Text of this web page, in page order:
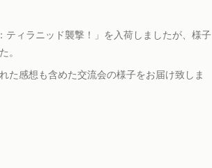
ィラニッド襲撃！」を入荷しましたが、様子
。
た感想も含めた交流会の様子をお届け致しま